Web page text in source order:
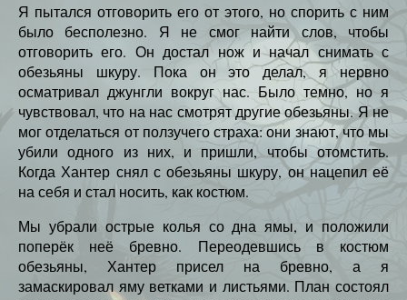
Я пытался отговорить его от этого, но спорить с ним
было бесполезно. Я не смог найти слов, чтобы
отговорить его. Он достал нож и начал снимать с
обезьяны шкуру. Пока он это делал, я нервно
осматривал джунгли вокруг нас. Было темно, но я
чувствовал, что на нас смотрят другие обезьяны. Я не
мог отделаться от ползучего страха: они знают, что мы
убили одного из них, и пришли, чтобы отомстить.
Когда Хантер снял с обезьяны шкуру, он нацепил её
на себя и стал носить, как костюм.
Мы убрали острые колья со дна ямы, и положили
поперёк неё бревно. Переодевшись в костюм
обезьяны, Хантер присел на бревно, а я
замаскировал яму ветками и листьями. План состоял